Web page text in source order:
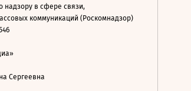
в сфере связи,
коммуникаций (Роскомнадзор)
Сергеевна